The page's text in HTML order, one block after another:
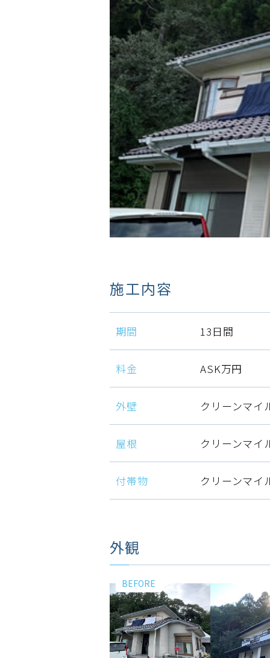
施工内容
期間 13日間
料金 ASK万円
外壁 クリーンマイ
屋根 クリーンマイ
付帯物 クリーンマイ
外観